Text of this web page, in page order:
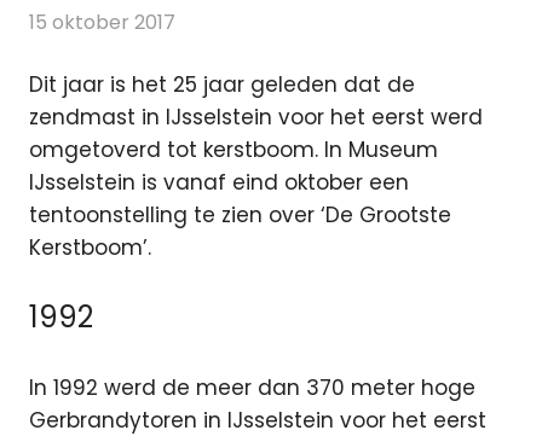
15 oktober 2017
Dit jaar is het 25 jaar geleden dat de
zendmast in IJsselstein voor het eerst werd
omgetoverd tot kerstboom. In Museum
IJsselstein is vanaf eind oktober een
tentoonstelling te zien over ‘De Grootste
Kerstboom’.
1992
In 1992 werd de meer dan 370 meter hoge
Gerbrandytoren in IJsselstein voor het eerst